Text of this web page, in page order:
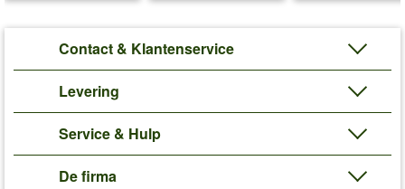
Contact & Klantenservice
Levering
Service & Hulp
De firma